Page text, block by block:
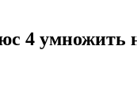
4 умножить